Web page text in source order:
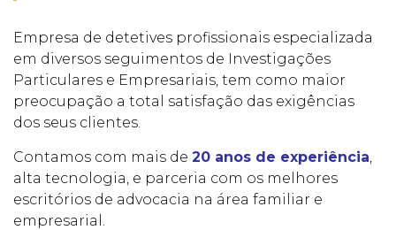
Empresa de detetives profissionais especializada
em diversos seguimentos de Investigações
Particulares e Empresariais, tem como maior
preocupação a total satisfação das exigências
dos seus clientes.
Contamos com mais de 20 anos de experiência,
alta tecnologia, e parceria com os melhores
escritórios de advocacia na área familiar e
empresarial.